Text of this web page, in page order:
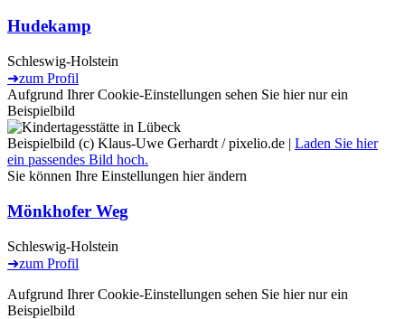
Hudekamp
Schleswig-Holstein
➜zum Profil
Aufgrund Ihrer Cookie-Einstellungen sehen Sie hier nur ein
Beispielbild
Beispielbild (c) Klaus-Uwe Gerhardt / pixelio.de | Laden Sie hier
ein passendes Bild hoch.
Sie können Ihre Einstellungen hierändern
Mönkhofer Weg
Schleswig-Holstein
➜zum Profil
Aufgrund Ihrer Cookie-Einstellungen sehen Sie hier nur ein
Beispielbild